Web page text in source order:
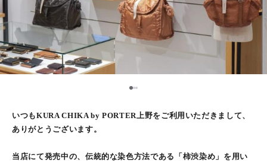
12
いつもKURA CHIKA by PORTER上野をご利用いただきまして、
ありがとうございます。
当店にて発売中の、伝統的な染色方法である「柿渋染め」を用い